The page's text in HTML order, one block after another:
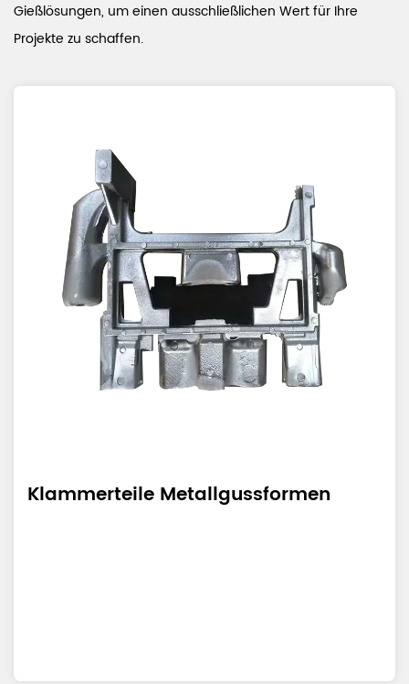
Gießlösungen, um einen ausschließlichen Wert für Ihre
Projekte zu schaffen.
Klammerteile Metallgussformen